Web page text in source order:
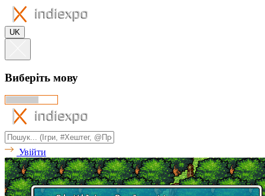
UK
Виберіть мову
Увійти